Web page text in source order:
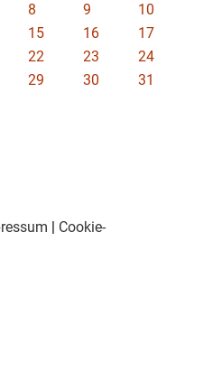
8 9
10
15 16
17
22 23
24
29 30
31
| Cookie-